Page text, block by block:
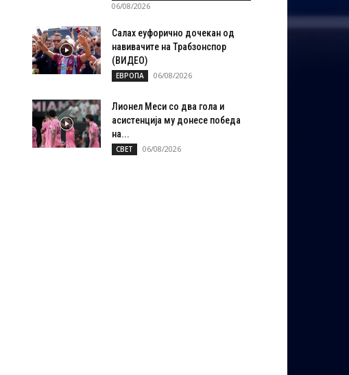
06/08/2026
Салах еуфорично дочекан од
навивачите на Трабзонспор
(ВИДЕО)
ЕВРОПА 06/08/2026
Лионел Меси со два гола и
асистенција му донесе победа
на...
СВЕТ 06/08/2026